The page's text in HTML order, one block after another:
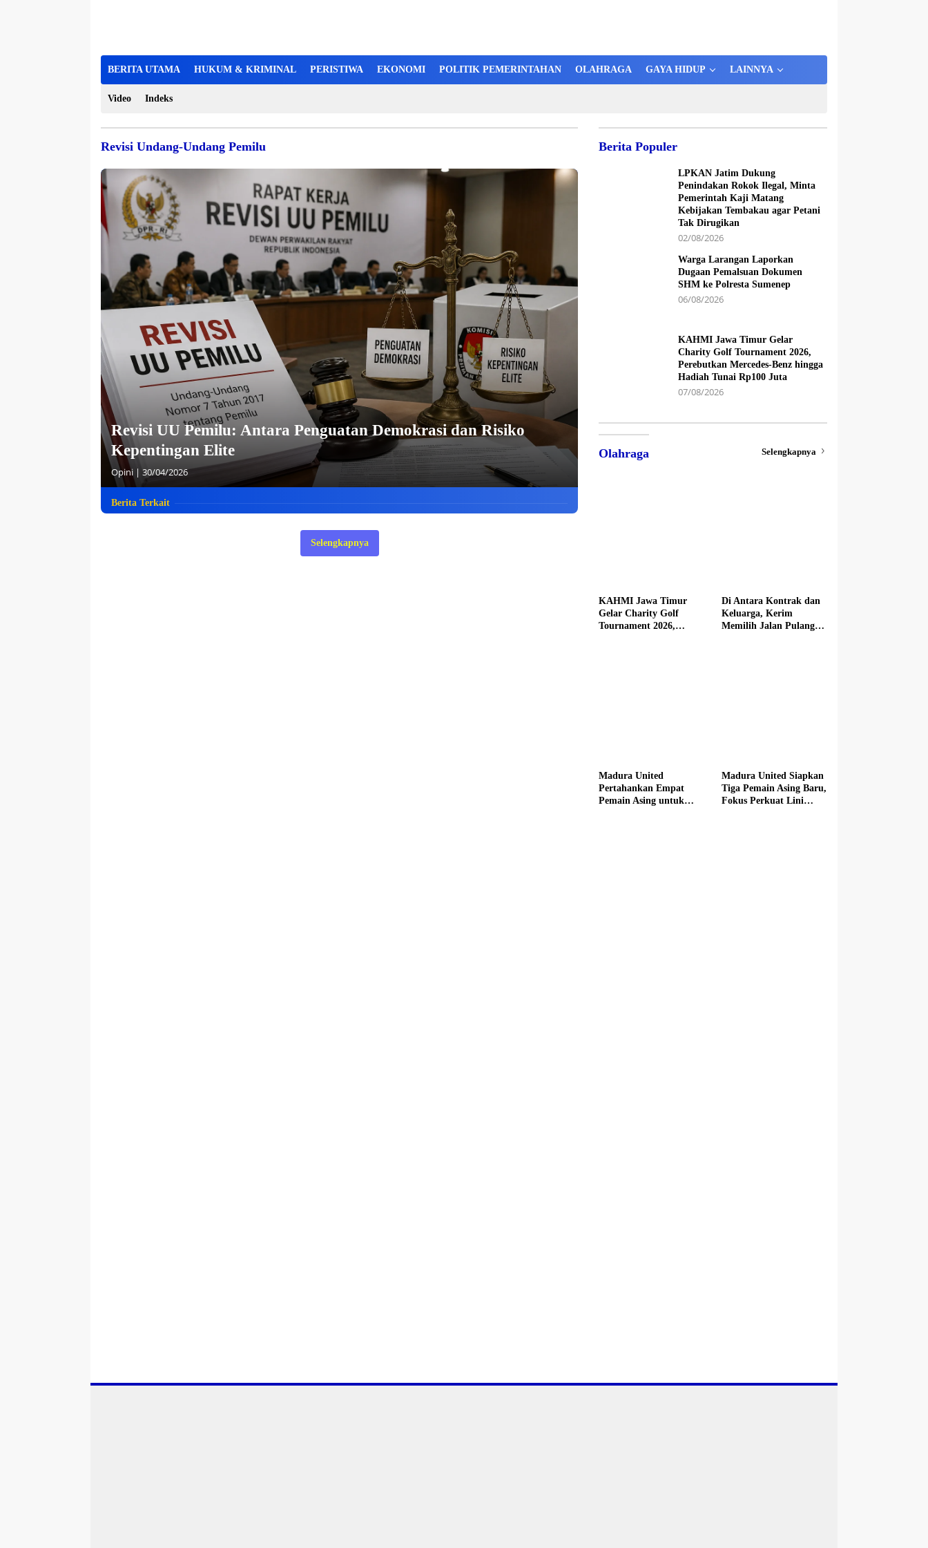
BERITA UTAMA HUKUM & KRIMINAL PERISTIWA EKONOMI POLITIK PEMERINTAHAN OLAHRAGA GAYA HIDUP LAINNYA
Video Indeks
Revisi Undang-Undang Pemilu
Revisi UU Pemilu: Antara Penguatan Demokrasi dan Risiko
Kepentingan Elite
Opini | 30/04/2026
Berita Terkait
Selengkapnya
Berita Populer
LPKAN Jatim Dukung
Penindakan Rokok Ilegal, Minta
Pemerintah Kaji Matang
Kebijakan Tembakau agar Petani
Tak Dirugikan
02/08/2026
Warga Larangan Laporkan
Dugaan Pemalsuan Dokumen
SHM ke Polresta Sumenep
06/08/2026
KAHMI Jawa Timur Gelar
Charity Golf Tournament 2026,
Perebutkan Mercedes-Benz hingga
Hadiah Tunai Rp100 Juta
07/08/2026
Olahraga Selengkapnya
KAHMI Jawa Timur
Gelar Charity Golf
Tournament 2026,
Di Antara Kontrak dan
Keluarga, Kerim
Memilih Jalan Pulang
Madura United
Pertahankan Empat
Pemain Asing untuk
Madura United Siapkan
Tiga Pemain Asing Baru,
Fokus Perkuat Lini